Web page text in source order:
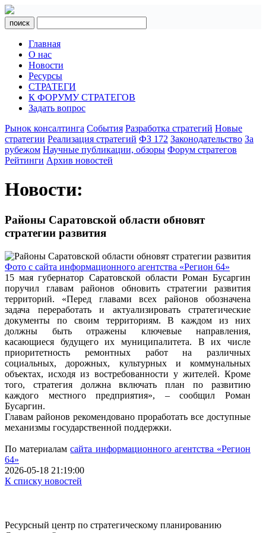
поиск
Главная
О нас
Новости
Ресурсы
СТРАТЕГИ
К ФОРУМУ СТРАТЕГОВ
Задать вопрос
Рынок консалтинга События Разработка стратегий Новые
стратегии Реализация стратегий ФЗ 172 Законодательство За
рубежом Научные публикации, обзоры Форум стратегов
Рейтинги Архив новостей
Новости:
Районы Саратовской области обновят
стратегии развития
Фото с сайта информационного агентства «Регион 64»
15 мая губернатор Саратовской области Роман Бусаргин
поручил главам районов обновить стратегии развития
территорий. «Перед главами всех районов обозначена
задача переработать и актуализировать стратегические
документы по своим территориям. В каждом из них
должны быть отражены ключевые направления,
касающиеся будущего их муниципалитета. В их числе
приоритетность ремонтных работ на различных
социальных, дорожных, культурных и коммунальных
объектах, исходя из востребованности у жителей. Кроме
того, стратегия должна включать план по развитию
каждого местного предприятия», – сообщил Роман
Бусаргин.
Главам районов рекомендовано проработать все доступные
механизмы государственной поддержки.
По материаламсайта информационного агентства «Регион
64»
2026-05-18 21:19:00
К списку новостей
Ресурсный центр по стратегическому планированию